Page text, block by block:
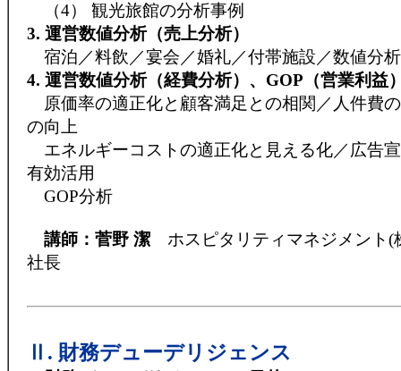
（4） 観光旅館の分析事例
3. 運営数値分析（売上分析）
宿泊／料飲／宴会／婚礼／付帯施設／数値分
4. 運営数値分析（経費分析）、GOP（営業利益
原価率の適正化と顧客満足との相関／人件費
の向上
エネルギーコストの適正化と見える化／広告
有効活用
GOP分析
講師：菅野 潔 ホスピタリティマネジメント
社長
Ⅱ. 財務デューデリジェンス